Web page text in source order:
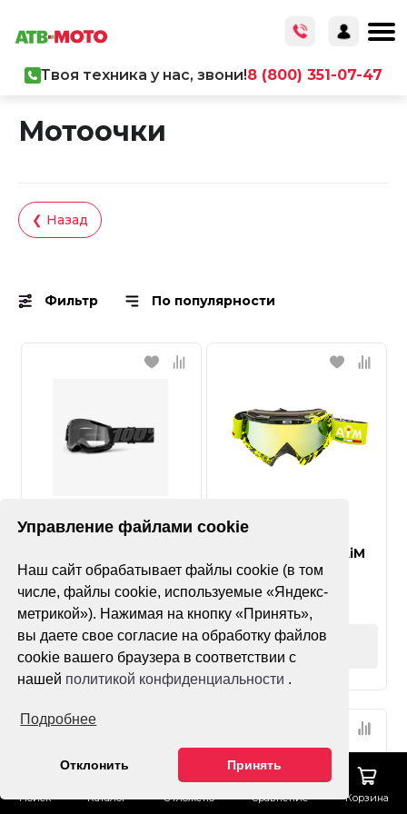
Управление файлами cookie
Наш сайт обрабатывает файлы cookie (в том
числе, файлы cookie, используемые «Яндекс-
метрикой»). Нажимая на кнопку «Принять»,
вы даете свое согласие на обработку файлов
cookie вашего браузера в соответствии с
нашей политикой конфиденциальности .
Подробнее
Отклонить Принять
Поиск Каталог Отложено Сравнение Корзина
Твоя техника у нас, звони!8 (800) 351-07-47
Мотоочки
❮ Назад
Фильтр По популярности
100% Strata 2 Youth
Очки кроссовые AiM
(PRO) 157-600
Оформить заказ